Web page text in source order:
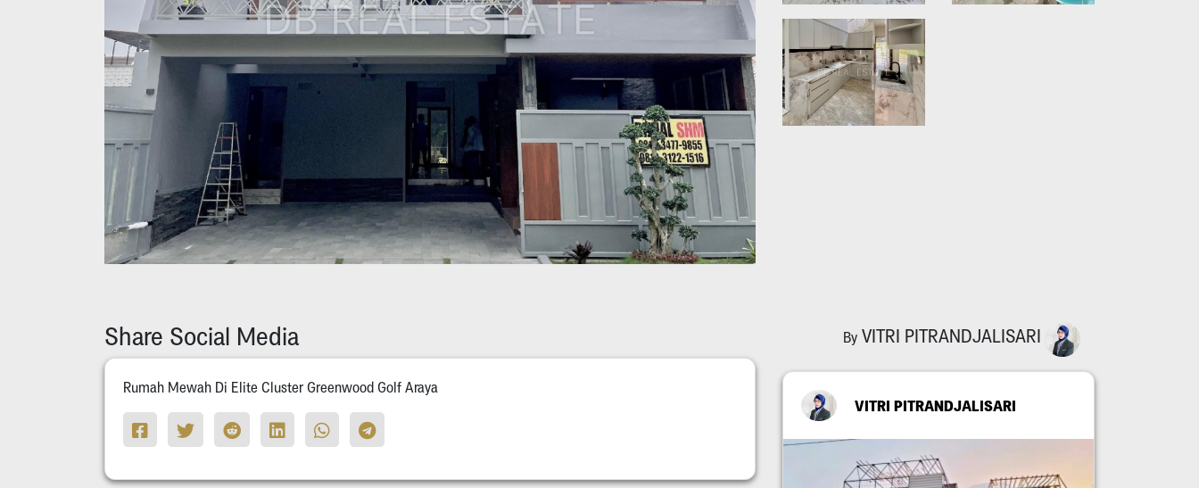
Share Social Media
Rumah Mewah Di Elite Cluster Greenwood Golf Araya
By VITRI PITRANDJALISARI
VITRI PITRANDJALISARI